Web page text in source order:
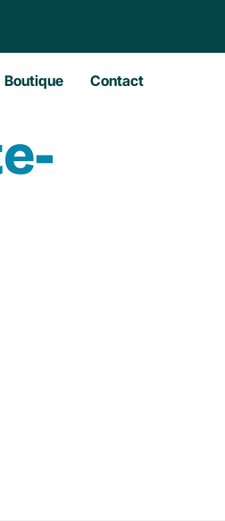
Boutique Contact